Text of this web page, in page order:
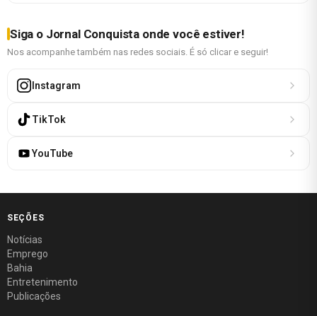
Siga o Jornal Conquista onde você estiver!
Nos acompanhe também nas redes sociais. É só clicar e seguir!
Instagram
TikTok
YouTube
SEÇÕES
Notícias
Emprego
Bahia
Entretenimento
Publicações